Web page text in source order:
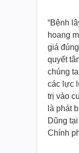
“Bệnh
hoang
giá
quyết
chúng
các lực
trị vào
là phát
Dũng
Chính